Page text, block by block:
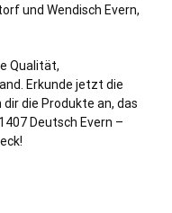
und Wendisch Evern,
Qualität,
Erkunde jetzt die
die Produkte an, das
Deutsch Evern –